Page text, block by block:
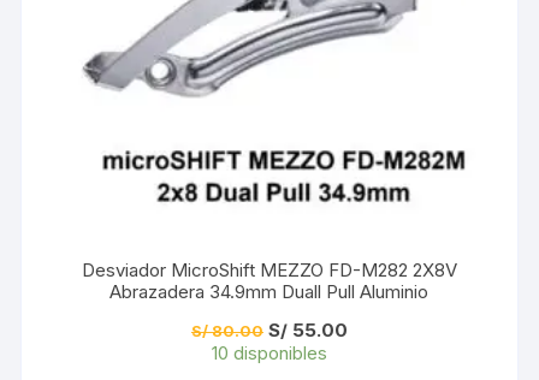
Desviador MicroShift MEZZO FD-M282 2X8V
Abrazadera 34.9mm Duall Pull Aluminio
S/80.00 El
precio
original
S/55.00El
10 disponibles